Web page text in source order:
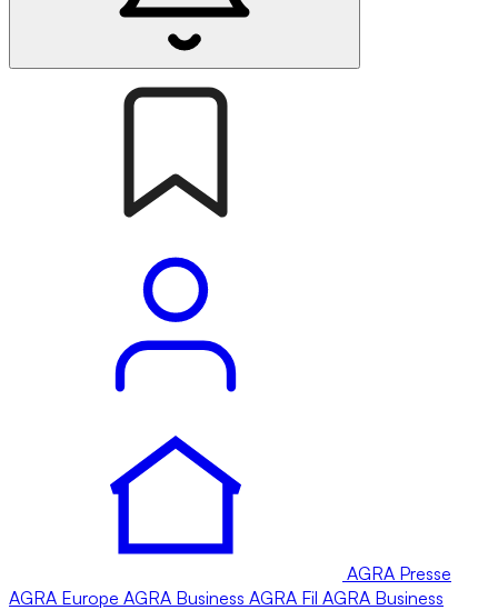
AGRA Presse
AGRA Europe AGRA Business AGRA Fil AGRA Business